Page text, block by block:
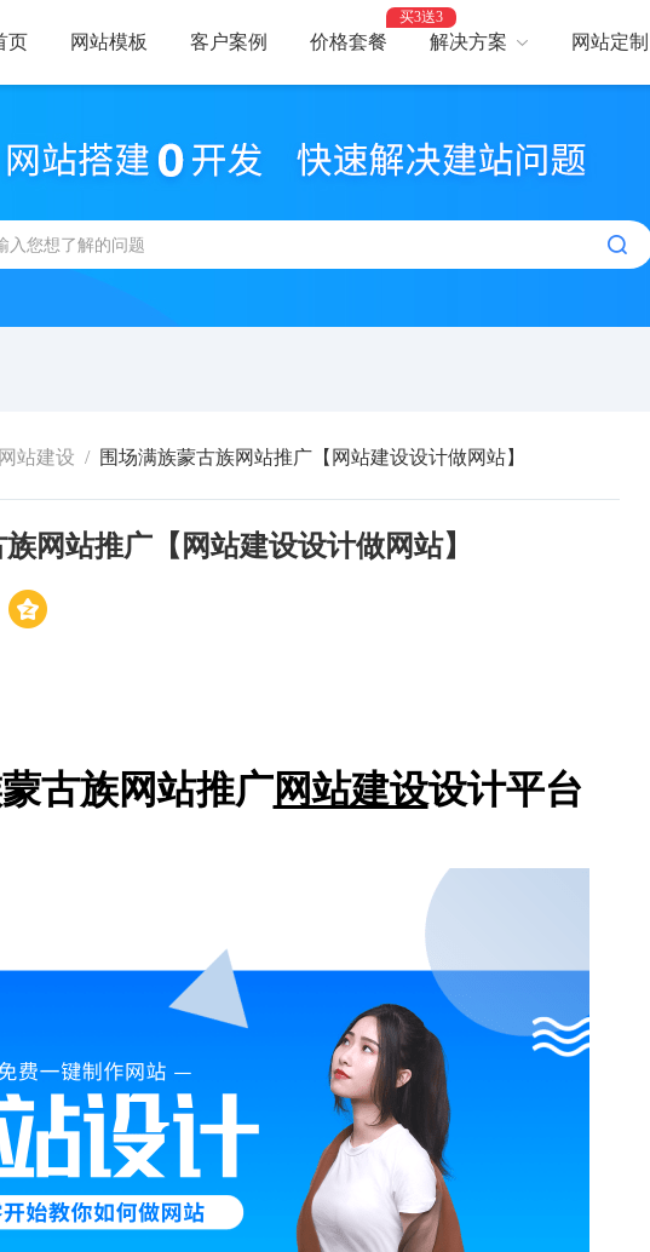
页 网站模板 客户案例 价格套餐
买3送3
解决方案
智能建站，高效优化 助力品牌出海
开启全新交互体验
网站定制
网站建设 / 围场满族蒙古族网站推广【网站建设设计做网站】
网站推广【网站建设设计做网站】
古族网站推广网站建设设计平台